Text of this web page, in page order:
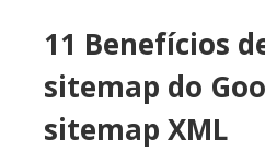
11 Benefícios
sitemap do
sitemap XML